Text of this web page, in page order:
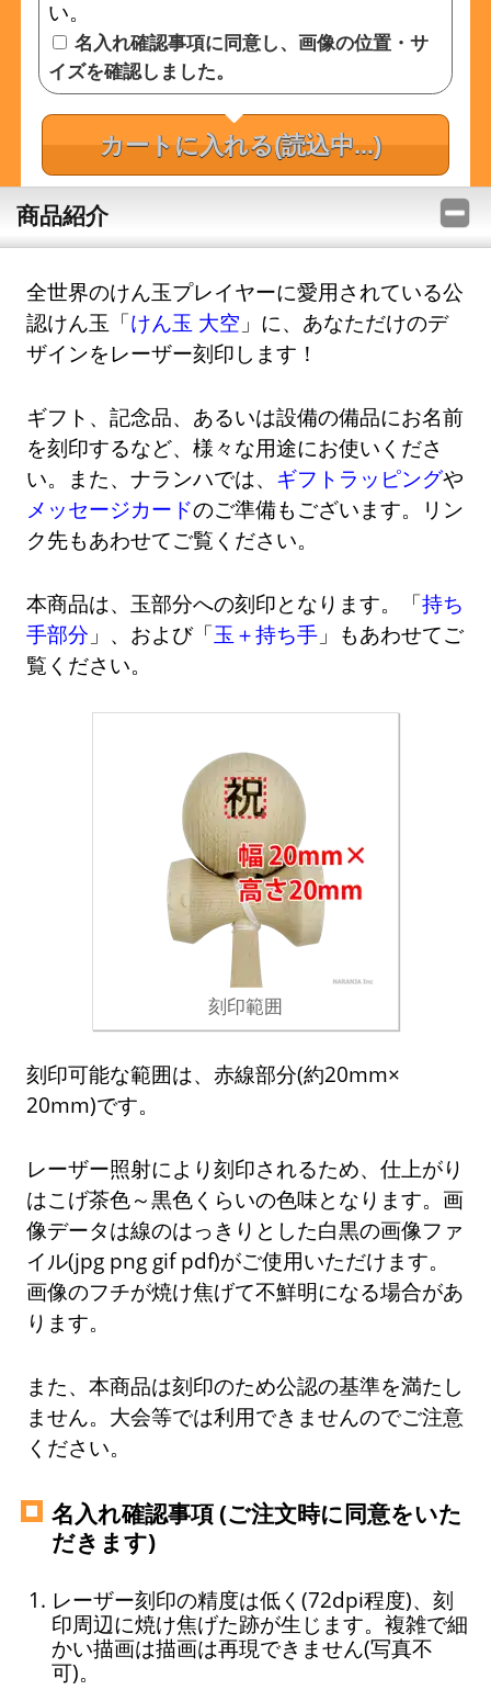
い。
名入れ確認事項に同意し、画像の位置・サ
イズを確認しました。
カートに入れる(読込中...)
商品紹介
全世界のけん玉プレイヤーに愛用されている公
認けん玉「けん玉 大空 」に、あなただけのデ
ザインをレーザー刻印します！
ギフト、記念品、あるいは設備の備品にお名前
を刻印するなど、様々な用途にお使いくださ
い。また、ナランハでは、 ギフトラッピングや
メッセージカードのご準備もございます。リン
ク先もあわせてご覧ください。
本商品は、玉部分への刻印となります。「持ち
手部分 」、および「玉＋持ち手 」もあわせてご
覧ください。
刻印範囲
刻印可能な範囲は、赤線部分(約20mm×
20mm)です。
レーザー照射により刻印されるため、仕上がり
はこげ茶色～黒色くらいの色味となります。画
像データは線のはっきりとした白黒の画像ファ
イル(jpg png gif pdf)がご使用いただけます。
画像のフチが焼け焦げて不鮮明になる場合があ
ります。
また、本商品は刻印のため公認の基準を満たし
ません。大会等では利用できませんのでご注意
ください。
名入れ確認事項 (ご注文時に同意をいた
だきます)
レーザー刻印の精度は低く(72dpi程度)、刻
印周辺に焼け焦げた跡が生じます。複雑で細
かい描画は描画は再現できません(写真不
可)。